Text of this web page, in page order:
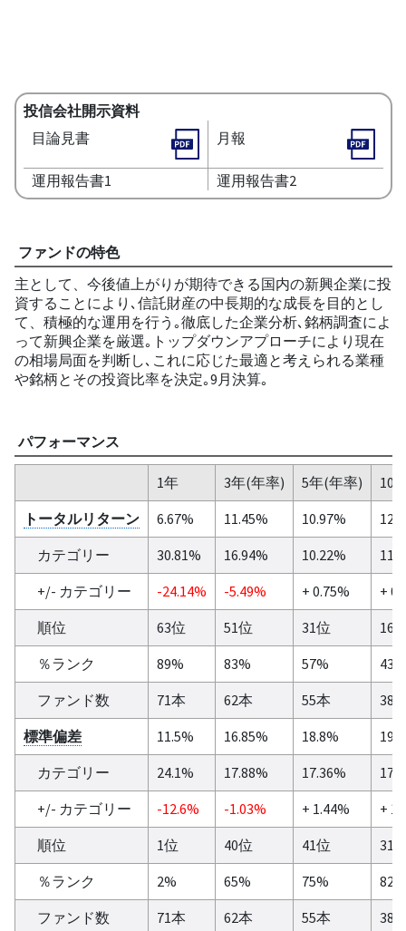
投信会社開示資料
目論見書
月報
運用報告書1 運用報告書2
ファンドの特色
主として、今後値上がりが期待できる国内の新興企業に投
資することにより､信託財産の中長期的な成長を目的とし
て、積極的な運用を行う｡徹底した企業分析､銘柄調査によ
って新興企業を厳選｡トップダウンアプローチにより現在
の相場局面を判断し､これに応じた最適と考えられる業種
や銘柄とその投資比率を決定｡9月決算｡
パフォーマンス
1年 3年(年率) 5年(年率)
10
トータルリターン
6.67% 11.45% 10.97%
カテゴリー
30.81% 16.94% 10.22%
+/- カテゴリー
-24.14% -5.49% + 0.75%
+
順位
63位 51位 31位
16
％ランク
89% 83% 57%
43%
ファンド数
71本 62本 55本
38
標準偏差
11.5% 16.85% 18.8%
カテゴリー
24.1% 17.88% 17.36%
+/- カテゴリー
-12.6% -1.03% + 1.44%
+
順位
1位 40位 41位
31
％ランク
2% 65% 75%
82%
ファンド数
71本 62本 55本 38